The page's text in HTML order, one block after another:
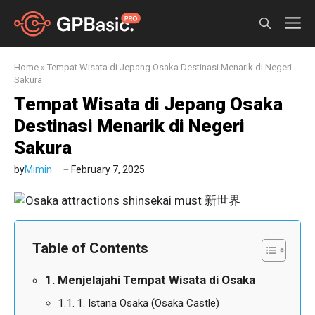
Home » Tempat Wisata di Jepang Osaka Destinasi Menarik di Negeri
Sakura
Tempat Wisata di Jepang Osaka
Destinasi Menarik di Negeri
Sakura
byMimin February 7, 2025
Table of Contents
Menjelajahi Tempat Wisata di Osaka
1. Istana Osaka (Osaka Castle)